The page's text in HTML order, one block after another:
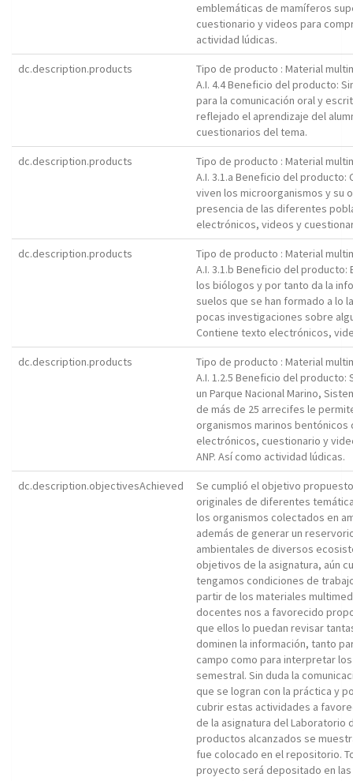
emblemáticas de mamíferos
cuestionario y videos para
actividad lúdicas.
dc.description.products
Tipo de producto : Material
A.I. 4.4 Beneficio del producto:
para la comunicación oral y
reflejado el aprendizaje del
cuestionarios del tema.
dc.description.products
Tipo de producto : Material
A.I. 3.1.a Beneficio del
viven los microorganismos y su
presencia de las diferentes
electrónicos, videos y
dc.description.products
Tipo de producto : Material
A.I. 3.1.b Beneficio del
los biólogos y por tanto da la
suelos que se han formado a lo
pocas investigaciones sobre
Contiene texto electrónicos,
dc.description.products
Tipo de producto : Material
A.I. 1.2.5 Beneficio del
un Parque Nacional Marino,
de más de 25 arrecifes le
organismos marinos
electrónicos, cuestionario y
ANP. Así como actividad lúdicas.
dc.description.objectivesAchieved
Se cumplió el objetivo
originales de diferentes
los organismos colectados en
además de generar un
ambientales de diversos
objetivos de la asignatura, aún
tengamos condiciones de
partir de los materiales
docentes nos a favorecido
que ellos lo puedan revisar
dominen la información, tanto
campo como para interpretar
semestral. Sin duda la
que se logran con la práctica y
cubrir estas actividades a
de la asignatura del Laboratorio
productos alcanzados se
fue colocado en el repositorio.
proyecto será depositado en